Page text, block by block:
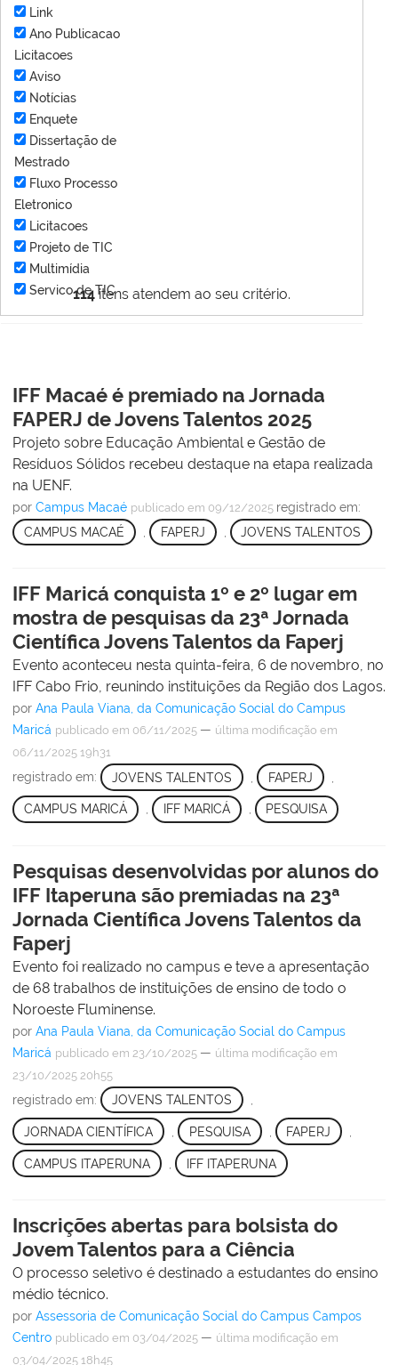
114itens atendem ao seu critério.
Link
Ano Publicacao
Licitacoes
Aviso
Notícias
Enquete
Dissertação de
Mestrado
Fluxo Processo
Eletronico
Licitacoes
Projeto de TIC
Multimídia
Servico de TIC
IFF Macaé é premiado na Jornada
FAPERJ de Jovens Talentos 2025
Projeto sobre Educação Ambiental e Gestão de
Resíduos Sólidos recebeu destaque na etapa realizada
na UENF.
por Campus Macaé publicado em 09/12/2025 registrado em:
CAMPUS MACAÉ
FAPERJ JOVENS TALENTOS
IFF Maricá conquista 1º e 2º lugar em
mostra de pesquisas da 23ª Jornada
Científica Jovens Talentos da Faperj
Evento aconteceu nesta quinta-feira, 6 de novembro, no
IFF Cabo Frio, reunindo instituições da Região dos Lagos.
por Ana Paula Viana, da Comunicação Social do Campus
Maricá publicado em 06/11/2025 — última modificação em
06/11/2025 19h31
registrado em: JOVENS TALENTOS FAPERJ
CAMPUS MARICÁ , IFF MARICÁ , PESQUISA
Pesquisas desenvolvidas por alunos do
IFF Itaperuna são premiadas na 23ª
Jornada Científica Jovens Talentos da
Faperj
Evento foi realizado no campus e teve a apresentação
de 68 trabalhos de instituições de ensino de todo o
Noroeste Fluminense.
por Ana Paula Viana, da Comunicação Social do Campus
Maricá publicado em 23/10/2025 — última modificação em
23/10/2025 20h55
registrado em: JOVENS TALENTOS
JORNADA CIENTÍFICA PESQUISA FAPERJ
CAMPUS ITAPERUNA IFF ITAPERUNA
Inscrições abertas para bolsista do
Jovem Talentos para a Ciência
O processo seletivo é destinado a estudantes do ensino
médio técnico.
por Assessoria de Comunicação Social do Campus Campos
Centro publicado em 03/04/2025 — última modificação em
03/04/2025 18h45